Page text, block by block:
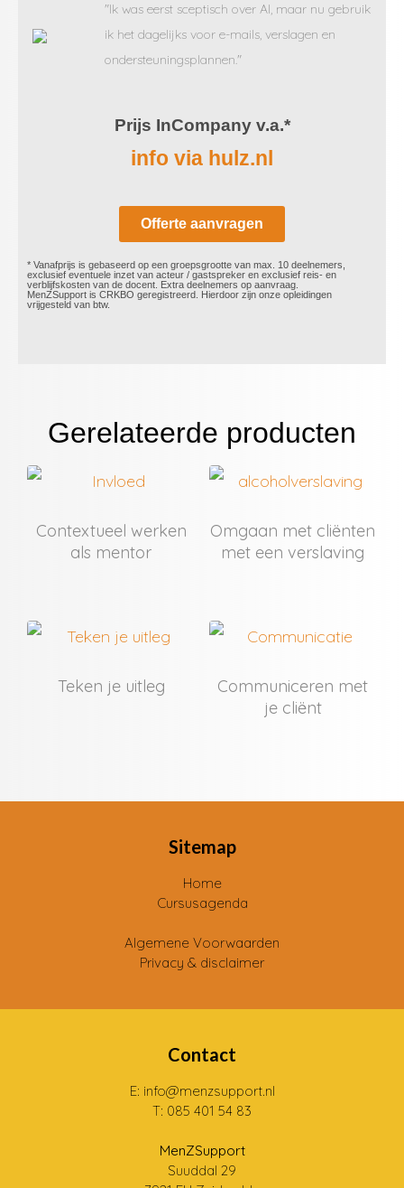
"Ik was eerst sceptisch over AI, maar nu gebruik
ik het dagelijks voor e-mails, verslagen en
ondersteuningsplannen."
Prijs InCompany v.a.*
info via hulz.nl
Offerte aanvragen
* Vanafprijs is gebaseerd op een groepsgrootte van max. 10 deelnemers,
exclusief eventuele inzet van acteur / gastspreker en exclusief reis- en
verblijfskosten van de docent. Extra deelnemers op aanvraag.​
MenZSupport is CRKBO geregistreerd. Hierdoor zijn onze opleidingen
vrijgesteld van btw.
Gerelateerde producten
Contextueel werken
als mentor
Omgaan met cliënten
met een verslaving
Teken je uitleg
Communiceren met
je cliënt
Sitemap
Home
Cursusagenda
Algemene Voorwaarden
Privacy & disclaimer
Contact
E: info@menzsupport.nl
T: 085 401 54 83
MenZSupport
Suuddal 29